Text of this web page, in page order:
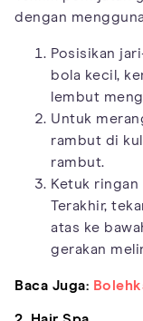
dengan
Posisikan
bola kecil,
lembut
Untuk
rambut di
rambut.
Ketuk ringan
Terakhir,
atas ke
gerakan
Baca Juga: